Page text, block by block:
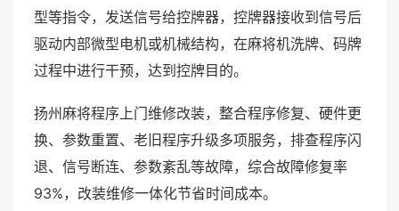
型等指令，发送信号给控牌器，控牌器接收到信号后
驱动内部微型电机或机械结构，在麻将机洗牌、码牌
过程中进行干预，达到控牌目的。
扬州麻将程序上门维修改装，整合程序修复、硬件更
换、参数重置、老旧程序升级多项服务，排查程序闪
退、信号断连、参数紊乱等故障，综合故障修复率
93%，改装维修一体化节省时间成本。